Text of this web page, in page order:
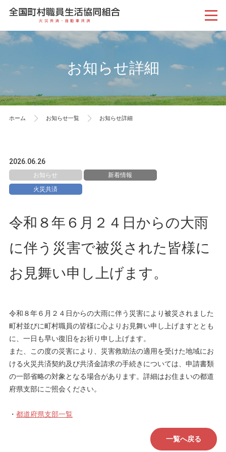
お知らせ詳細
ホーム お知らせ一覧 お知らせ詳細
2026.06.26
お知らせ 新着情報
火災共済
令和８年６月２４日からの大雨
に伴う災害で被災された皆様に
お見舞い申し上げます。
令和８年６月２４日からの大雨に伴う災害により被災されました
町村並びに町村職員の皆様に心よりお見舞い申し上げますととも
に、一日も早い復旧をお祈り申し上げます。
また、この度の災害により、災害救助法の適用を受けた地域にお
ける火災共済契約及び共済金請求の手続きについては、申請書類
の一部省略の対象となる場合があります。詳細はお住まいの都道
府県支部にご照会ください。
・ 都道府県支部一覧
一覧へ戻る